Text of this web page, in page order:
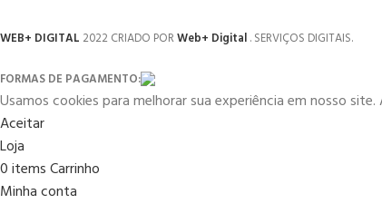
WEB+ DIGITAL 2022 CRIADO PORWeb+ Digital. SERVIÇOS DIGITAIS.
FORMAS DE PAGAMENTO:
Usamos cookies para melhorar sua experiência em nosso
Aceitar
Loja
0itemsCarrinho
Minha conta